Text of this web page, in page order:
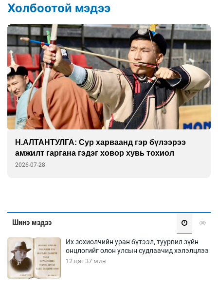
Холбоотой мэдээ
ГАНБАТ: Дэлхийн технологийн амин сүнс
физик дээр л тогтдог
2026-07-27
Шинэ мэдээ
Их зохиолчийн уран бүтээл, туурвил зүйн
онцлогийг олон улсын судлаачид хэлэлцлээ
12 цаг 37 мин